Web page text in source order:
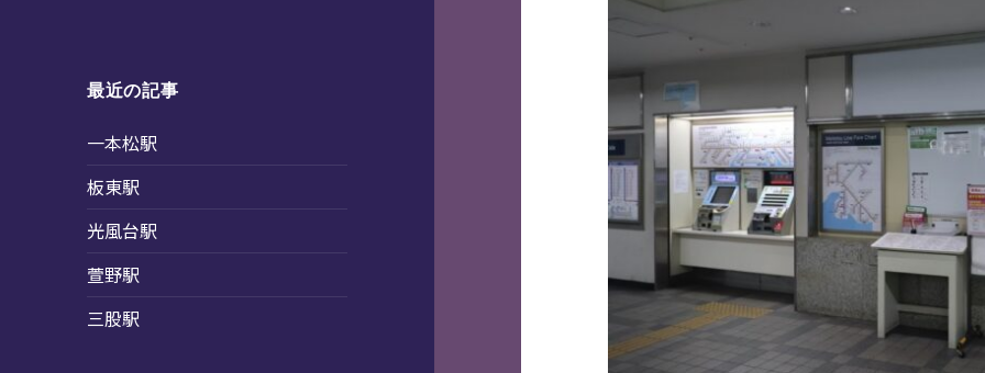
最近の記事
一本松駅
板東駅
光風台駅
萱野駅
三股駅